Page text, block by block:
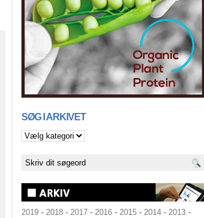
SØG I ARKIVET
2019 - 2018 - 2017 - 2016 - 2015 - 2014 - 2013 -